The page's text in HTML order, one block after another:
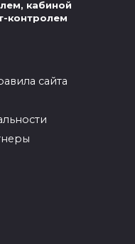
кабиной
контролем
сайта